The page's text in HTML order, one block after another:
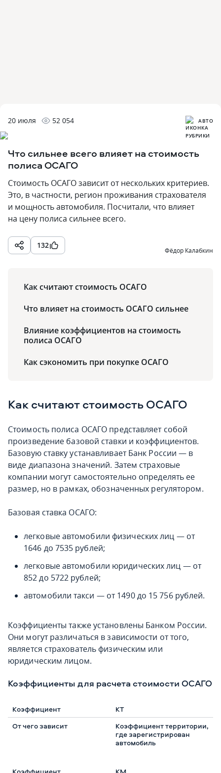
20 июля 52 054 АВТО
Что сильнее всего влияет на стоимость
полиса ОСАГО
Стоимость ОСАГО зависит от нескольких критериев.
Это, в частности, регион проживания страхователя
и мощность автомобиля. Посчитали, что влияет
на цену полиса сильнее всего.
132
Фёдор Калабкин
Как считают стоимость ОСАГО
Что влияет на стоимость ОСАГО сильнее
Влияние коэффициентов на стоимость
полиса ОСАГО
Как сэкономить при покупке ОСАГО
Как считают стоимость ОСАГО
Стоимость полиса ОСАГО представляет собой
произведение базовой ставки и коэффициентов.
Базовую ставку устанавливает Банк России — в
виде диапазона значений. Затем страховые
компании могут самостоятельно определять ее
размер, но в рамках, обозначенных регулятором.
Базовая ставка ОСАГО:
легковые автомобили физических лиц — от
1646 до 7535 рублей;
легковые автомобили юридических лиц — от
852 до 5722 рублей;
автомобили такси — от 1490 до 15 756 рублей.
Коэффициенты также установлены Банком России.
Они могут различаться в зависимости от того,
является страхователь физическим или
юридическим лицом.
Коэффициенты для расчета стоимости ОСАГО
КТ
Коэффициент территории,
где зарегистрирован
автомобиль
КМ